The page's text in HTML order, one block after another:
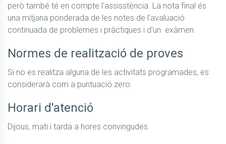
però també té en compte l'assisstència. La nota final és
una mitjana ponderada de les notes de l'avaluació
Normes de realització de proves
Si no es realitza alguna de les activitats programades, es
considerarà com a puntuació zero.
Horari d'atenció
Dijous, mati i tarda a hores convingudes